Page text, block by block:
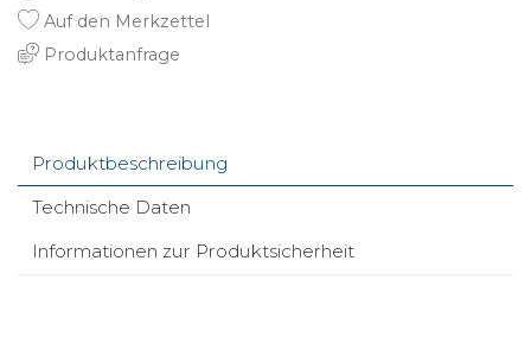
Auf den Merkzettel
Produktanfrage
Produktbeschreibung
Technische Daten
Informationen zur Produktsicherheit